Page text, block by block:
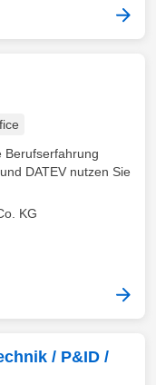
Berufserfahrung
DATEV nutzen Sie
KG
/ P&ID /